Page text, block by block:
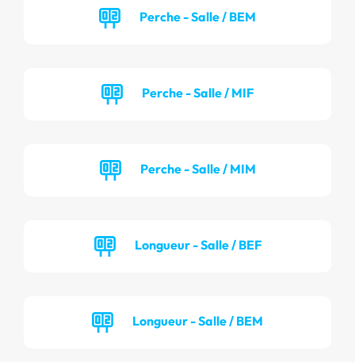
Perche - Salle / BEM
Perche - Salle / MIF
Perche - Salle / MIM
Longueur - Salle / BEF
Longueur - Salle / BEM